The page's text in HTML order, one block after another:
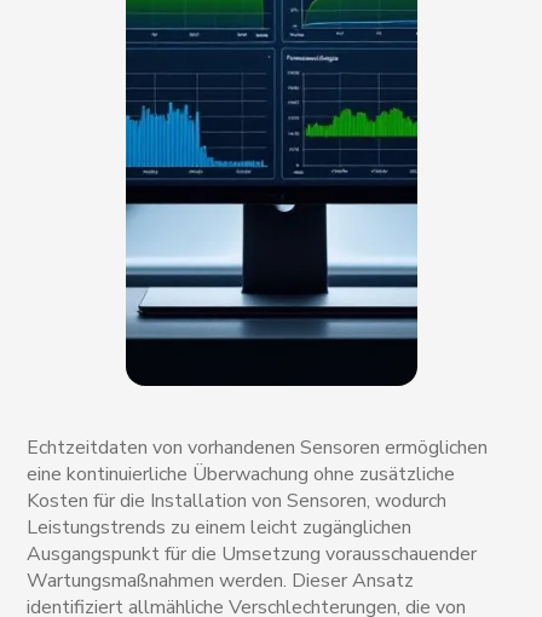
Echtzeitdaten von vorhandenen Sensoren ermöglichen
eine kontinuierliche Überwachung ohne zusätzliche
Kosten für die Installation von Sensoren, wodurch
Leistungstrends zu einem leicht zugänglichen
Ausgangspunkt für die Umsetzung vorausschauender
Wartungsmaßnahmen werden. Dieser Ansatz
identifiziert allmähliche Verschlechterungen, die von